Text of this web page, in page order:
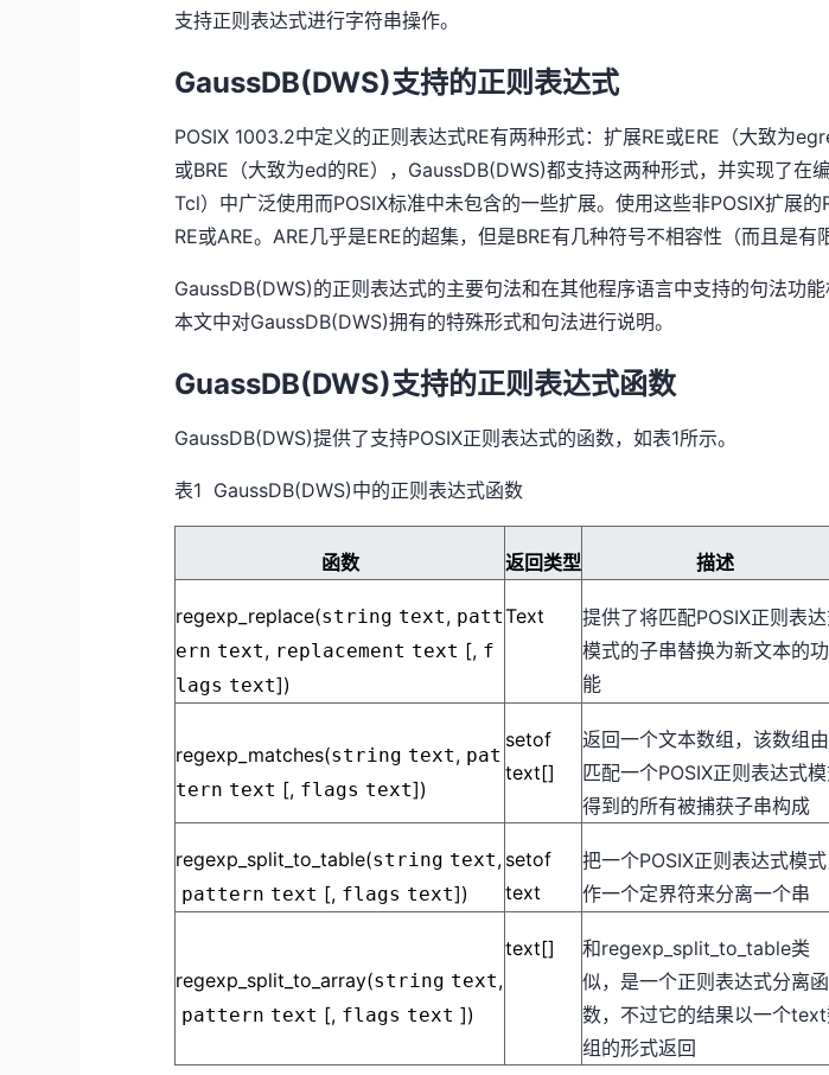
支持正则表达式进行字符串操作。
GaussDB(DWS)支持的正则表达式
POSIX 1003.2中定义的正则表达式RE有两种形式：扩展RE或ERE（大致为
或BRE（大致为ed的RE），GaussDB(DWS)都支持这两种形式，并实现了在
Tcl）中广泛使用而POSIX标准中未包含的一些扩展。使用这些非POSIX扩展的
RE或ARE。ARE几乎是ERE的超集，但是BRE有几种符号不相容性（而且是有
GaussDB(DWS)的正则表达式的主要句法和在其他程序语言中支持的句法功能
本文中对GaussDB(DWS)拥有的特殊形式和句法进行说明。
GuassDB(DWS)支持的正则表达式函数
GaussDB(DWS)提供了支持POSIX正则表达式的函数，如表1所示。
表1 GaussDB(DWS)中的正则表达式函数
函数 返回类型 描述
regexp_replace(string text, patt
ern text, replacement text [, f
lags text])
Text
提供了将匹配POSIX正则表
模式的子串替换为新文本的功
能
regexp_matches(string text, pat
tern text [, flags text])
setof
text[]
返回一个文本数组，该数组由
匹配一个POSIX正则表达式
得到的所有被捕获子串构成
regexp_split_to_table(string text,
pattern text [, flags text])
setof
text
把一个POSIX正则表达式模式
作一个定界符来分离一个串
regexp_split_to_array(string text,
pattern text [, flags text ])
text[]
和regexp_split_to_table类
似，是一个正则表达式分离函
数，不过它的结果以一个
组的形式返回